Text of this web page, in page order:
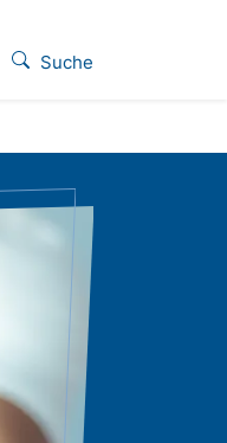
Suche